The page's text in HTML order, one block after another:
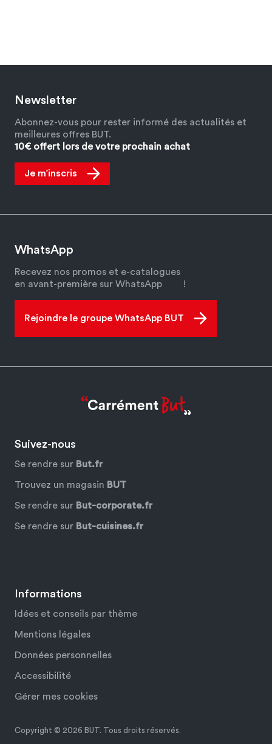
Newsletter
Abonnez-vous pour rester informé des actualités et
meilleures offres BUT.
10€ offert lors de votre prochain achat
Je m’inscris
WhatsApp
Recevez nos promos et e-catalogues
en avant-première sur WhatsApp
!
Rejoindre le groupe WhatsApp BUT
Informations
Idées et conseils par thème
Mentions légales
Données personnelles
Accessibilité
Gérer mes cookies
Suivez-nous
Se rendre sur But.fr
Trouvez un magasin BUT
Se rendre sur But-corporate.fr
Se rendre sur But-cuisines.fr
Copyright © 2026 BUT. Tous droits réservés.